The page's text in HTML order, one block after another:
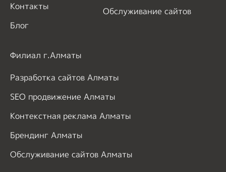
Контакты
Блог
Обслуживание сайтов
Филиал г.Алматы
Разработка сайтов Алматы
SEO продвижение Алматы
Контекстная реклама Алматы
Брендинг Алматы
Обслуживание сайтов Алматы